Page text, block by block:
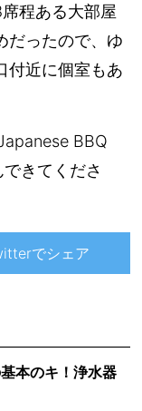
程ある大部屋
だったので、ゆ
付近に個室もあ
BBQ
きてくださ
でシェア
本のキ！浄水器